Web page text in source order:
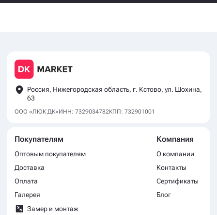
Россия, Нижегородская область, г. Кстово, ул. Шохина,
63
ООО «ЛЮК ДК»ИНН: 7329034782КПП: 732901001
Покупателям
Оптовым покупателям
Доставка
Оплата
Галерея
Замер и монтаж
Компания
О компании
Контакты
Сертификаты
Блог